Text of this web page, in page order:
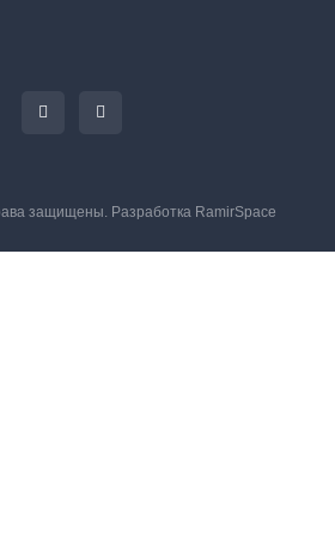
защищены. Разработка RamirSpace